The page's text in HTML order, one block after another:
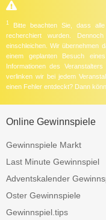
1 Bitte beachten Sie, dass
recherchiert wurden.
einschleichen. Wir übernehmen
einem geplanten Besuch
Informationen des
verlinken wir bei jedem
einen Fehler entdeckt? Dann
Online Gewinnspiele
Gewinnspiele Markt
Last Minute Gewinnspiel
Adventskalender
Oster Gewinnspiele
Gewinnspiel.tips